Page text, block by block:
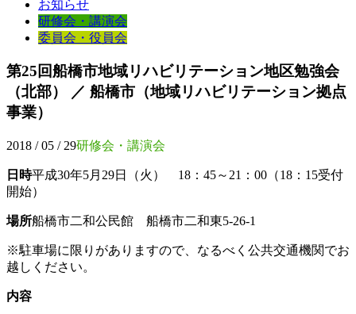
お知らせ
研修会・講演会
委員会・役員会
第25回船橋市地域リハビリテーション地区勉強会
（北部） ／ 船橋市（地域リハビリテーション拠点
事業）
2018 / 05 / 29研修会・講演会
日時平成30年5月29日（火） 18：45～21：00（18：15受付
開始）
場所船橋市二和公民館 船橋市二和東5-26-1
※駐車場に限りがありますので、なるべく公共交通機関でお
越しください。
内容